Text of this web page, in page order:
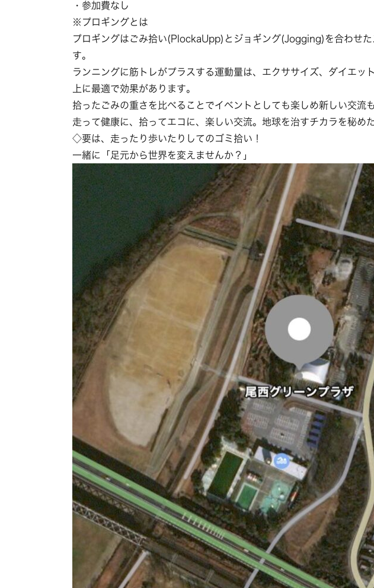
・参加費なし
※プロギングとは
プロギングはごみ拾い(PlockaUpp)とジョギング(Jogging)を合わせ
す。
ランニングに筋トレがプラスする運動量は、エクササイズ、ダイエッ
上に最適で効果があります。
拾ったごみの重さを比べることでイベントとしても楽しめ新しい交流
走って健康に、拾ってエコに、楽しい交流。地球を治すチカラを秘め
◇要は、走ったり歩いたりしてのゴミ拾い！
一緒に「足元から世界を変えませんか？」